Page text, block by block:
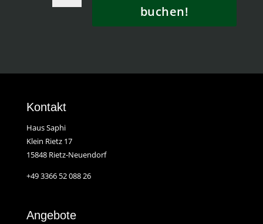
buchen!
Kontakt
Haus Saphi
Klein Rietz 17
15848 Rietz-Neuendorf
+49 3366 52 088 26
Angebote